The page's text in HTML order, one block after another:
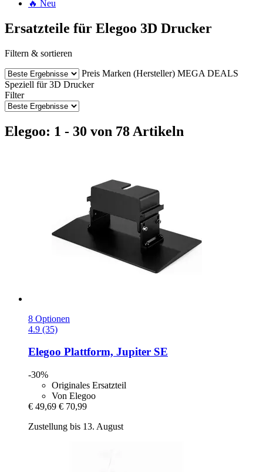
🔥 Neu
Ersatzteile für Elegoo 3D Drucker
Filtern & sortieren
Preis Marken (Hersteller) MEGA DEALS
Speziell für 3D Drucker
Filter
Elegoo: 1 - 30 von 78 Artikeln
8 Optionen
4.9 (35)
Elegoo Plattform, Jupiter SE
-30%
Originales Ersatzteil
Von Elegoo
€ 49,69 € 70,99
Zustellung bis 13. August